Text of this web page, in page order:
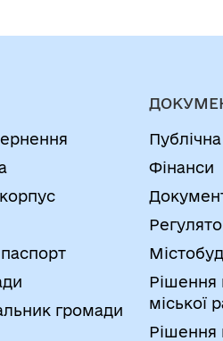
громади
Фінанси
Рішення
міської
Рішення